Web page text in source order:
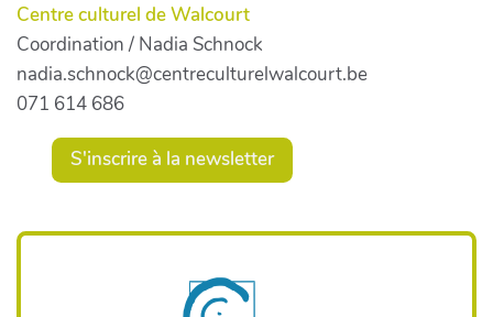
Centre culturel de Walcourt
Coordination / Nadia Schnock
nadia.schnock@centreculturelwalcourt.be
071 614 686
S'inscrire à la newsletter